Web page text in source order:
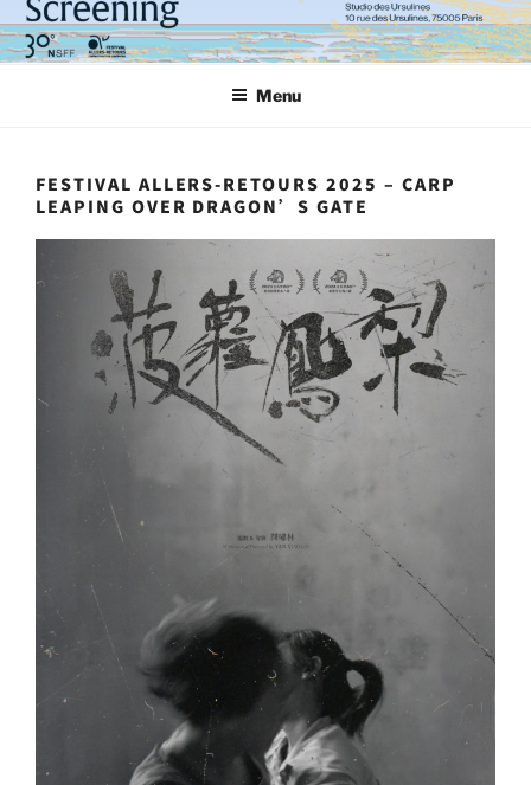
Aller
au
contenu
Menu
FESTIVAL ALLERS-RETOURS 2025 – CARP
LEAPING OVER DRAGON’S GATE